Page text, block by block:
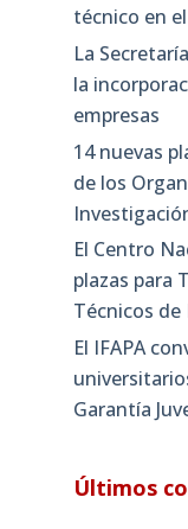
técnico en el
La
la
empresas
14 nuevas
de los
El Centro
plazas para
Técnicos
El IFAPA
Garantía
Últimos